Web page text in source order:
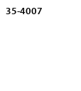
35-4007